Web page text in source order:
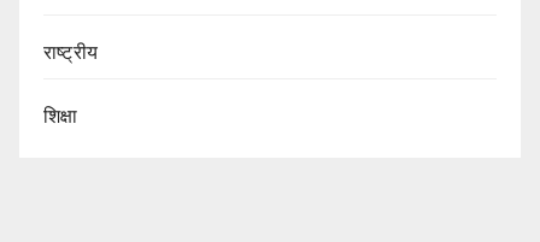
राष्ट्रीय
शिक्षा